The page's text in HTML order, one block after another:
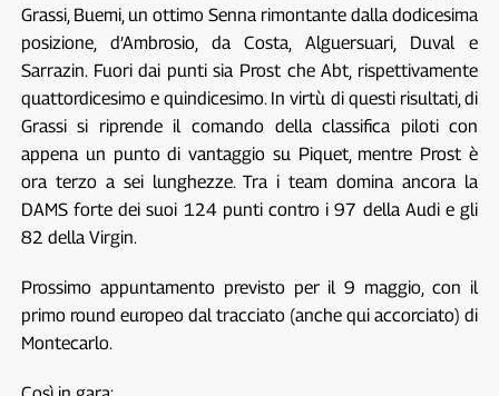
Grassi, Buemi, un ottimo Senna rimontante dalla dodicesima
posizione, d’Ambrosio, da Costa, Alguersuari, Duval e
Sarrazin. Fuori dai punti sia Prost che Abt, rispettivamente
quattordicesimo e quindicesimo. In virtù di questi risultati, di
Grassi si riprende il comando della classifica piloti con
appena un punto di vantaggio su Piquet, mentre Prost è
ora terzo a sei lunghezze. Tra i team domina ancora la
DAMS forte dei suoi 124 punti contro i 97 della Audi e gli
82 della Virgin.
Prossimo appuntamento previsto per il 9 maggio, con il
primo round europeo dal tracciato (anche qui accorciato) di
Montecarlo.